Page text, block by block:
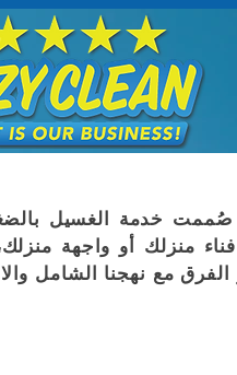
خدمة الغسيل
منزلك أو واجهة
الفرق مع نهجنا الشامل